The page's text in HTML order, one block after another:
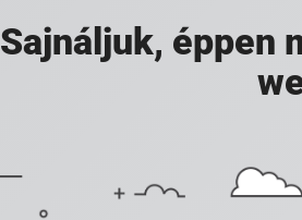
Sajnáljuk, éppen